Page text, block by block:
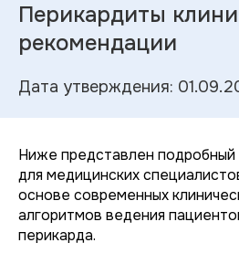
Перикардиты
рекомендации
Дата утверждения:
Ниже представлен
для медицинских
основе современных
алгоритмов ведения
перикарда.